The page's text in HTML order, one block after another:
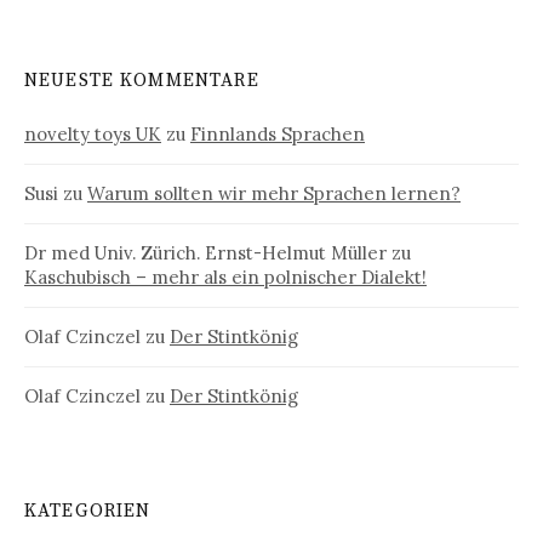
NEUESTE KOMMENTARE
novelty toys UK zu Finnlands Sprachen
Susi zu Warum sollten wir mehr Sprachen lernen?
Dr med Univ. Zürich. Ernst-Helmut Müller zu
Kaschubisch – mehr als ein polnischer Dialekt!
Olaf Czinczel zu Der Stintkönig
Olaf Czinczel zu Der Stintkönig
KATEGORIEN